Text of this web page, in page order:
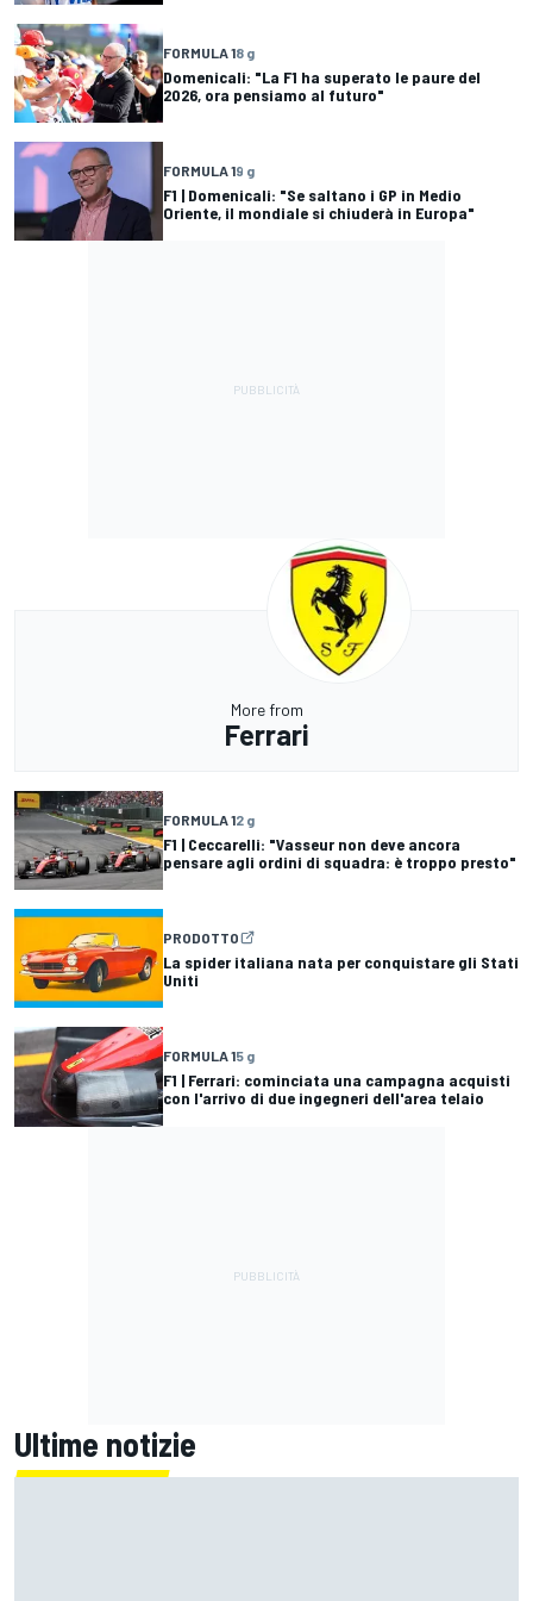
FORMULA 18 g
Domenicali: "La F1 ha superato le paure del
2026, ora pensiamo al futuro"
FORMULA 19 g
F1 | Domenicali: "Se saltano i GP in Medio
Oriente, il mondiale si chiuderà in Europa"
More from
Ferrari
FORMULA 12 g
F1 | Ceccarelli: "Vasseur non deve ancora
pensare agli ordini di squadra: è troppo presto"
PRODOTTO
La spider italiana nata per conquistare gli Stati
Uniti
FORMULA 15 g
F1 | Ferrari: cominciata una campagna acquisti
con l'arrivo di due ingegneri dell'area telaio
Ultime notizie